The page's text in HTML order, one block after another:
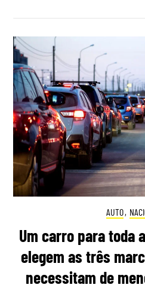
AUTO,
Um carro para toda
elegem as três
necessitam de